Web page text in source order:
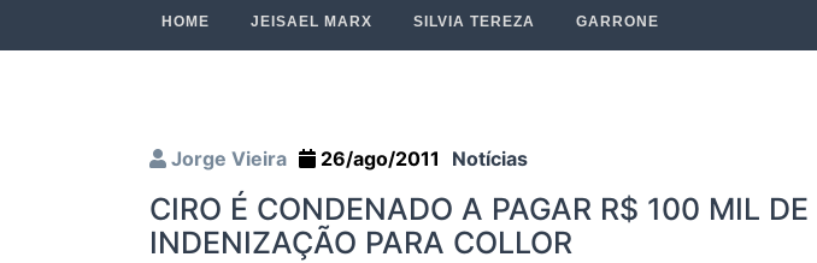
HOME JEISAEL MARX SILVIA TEREZA GARRONE
Jorge Vieira 26/ago/2011 Notícias
CIRO É CONDENADO A PAGAR R$ 100 MIL DE
INDENIZAÇÃO PARA COLLOR